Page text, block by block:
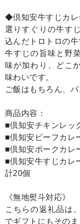
◆倶知安牛すじカレ
選りすぐりの牛す
込んだトロトロの牛
牛すじの旨味と野
味が加わり、どこ
味わいです。
ご飯はもちろん、
商品内容：
■倶知安チキンレッ
■倶知安ビーフカレ
■倶知安ポークカレ
■倶知安牛すじカレ
計20個
《無地熨斗対応》
こちらの返礼品は
でギフトにもその